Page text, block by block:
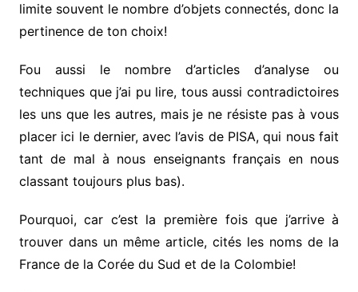
limite souvent le nombre d’objets connectés, donc la
pertinence de ton choix!
Fou aussi le nombre d’articles d’analyse ou
techniques que j’ai pu lire, tous aussi contradictoires
les uns que les autres, mais je ne résiste pas à vous
placer ici le dernier, avec l’avis de PISA, qui nous fait
tant de mal à nous enseignants français en nous
classant toujours plus bas).
Pourquoi, car c’est la première fois que j’arrive à
trouver dans un même article, cités les noms de la
France de la Corée du Sud et de la Colombie!